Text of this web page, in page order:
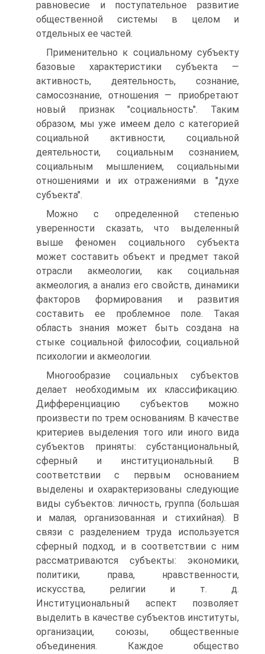
равновесие и поступательное развитие
общественной системы в целом и
отдельных ее частей.
Применительно к социальному субъекту
базовые характеристики субъекта —
активность, деятельность, сознание,
самосознание, отношения — приобретают
новый признак "социальность". Таким
образом, мы уже имеем дело с категорией
социальной активности, социальной
деятельности, социальным сознанием,
социальным мышлением, социальными
отношениями и их отражениями в "духе
субъекта".
Можно с определенной степенью
уверенности сказать, что выделенный
выше феномен социального субъекта
может составить объект и предмет такой
отрасли акмеологии, как социальная
акмеология, а анализ его свойств, динамики
факторов формирования и развития
составить ее проблемное поле. Такая
область знания может быть создана на
стыке социальной философии, социальной
психологии и акмеологии.
Многообразие социальных субъектов
делает необходимым их классификацию.
Дифференциацию субъектов можно
произвести по трем основаниям. В качестве
критериев выделения того или иного вида
субъектов приняты: субстанциональный,
сферный и институциональный. В
соответствии с первым основанием
выделены и охарактеризованы следующие
виды субъектов: личность, группа (большая
и малая, организованная и стихийная). В
связи с разделением труда используется
сферный подход, и в соответствии с ним
рассматриваются субъекты: экономики,
политики, права, нравственности,
искусства, религии и т. д.
Институциональный аспект позволяет
выделить в качестве субъектов институты,
организации, союзы, общественные
объединения. Каждое общество